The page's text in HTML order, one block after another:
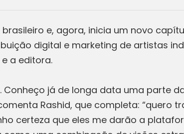
e, agora, inicia um novo
digital e marketing de artistas
a editora.
Conheço já de longa data uma parte
Rashid, que completa: “quero
certeza que eles me darão a